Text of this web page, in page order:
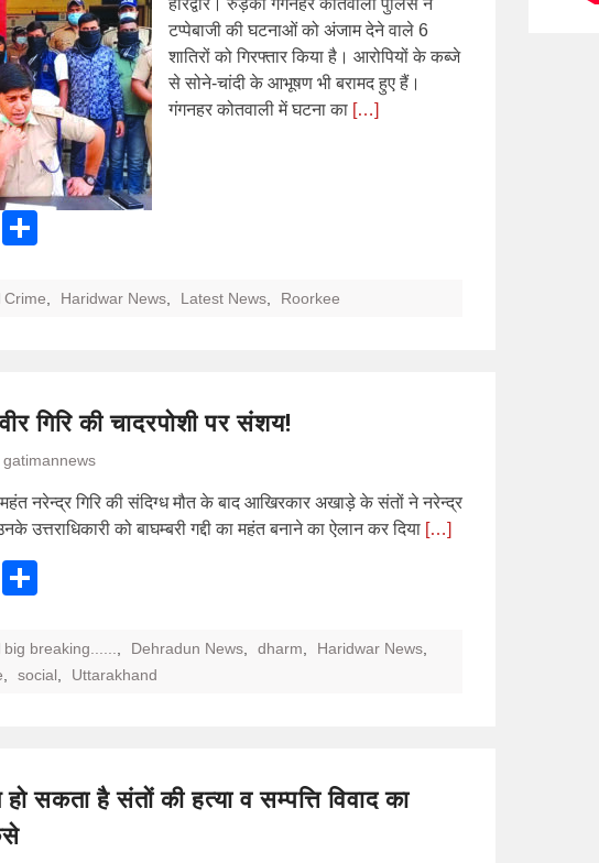
हरिद्वार। रुड़की गंगनहर कोतवाली पुलिस ने
टप्पेबाजी की घटनाओं को अंजाम देने वाले 6
शातिरों को गिरफ्तार किया है। आरोपियों के कब्जे
से सोने-चांदी के आभूषण भी बरामद हुए हैं।
गंगनहर कोतवाली में घटना का […]
Gmail
Crime Haridwar News Latest News Roorkee
गिरि की चादरपोशी पर संशय!
gatimannews
नरेन्द्र गिरि की संदिग्ध मौत के बाद आखिरकार अखाड़े के संतों ने नरेन्द्र
उत्तराधिकारी को बाघम्बरी गद्दी का महंत बनाने का ऐलान कर दिया […]
Gmail
big breaking...... Dehradun News dharm Haridwar News
social Uttarakhand
सकता है संतों की हत्या व सम्पत्ति विवाद का